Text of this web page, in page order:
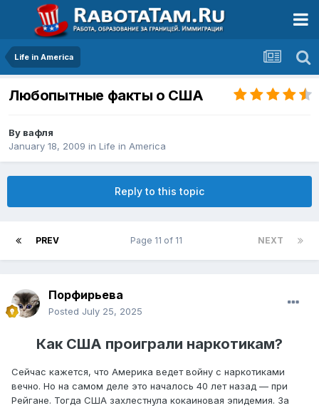
Life in America
Любопытные факты о США
By вафля
January 18, 2009 in Life in America
Reply to this topic
PREV NEXT
Page 11 of 11
Порфирьева
Posted July 25, 2025
Как США проиграли наркотикам?
Сейчас кажется, что Америка ведет войну с наркотиками
вечно. Но на самом деле это началось 40 лет назад — при
Рейгане. Тогда США захлестнула кокаиновая эпидемия. За